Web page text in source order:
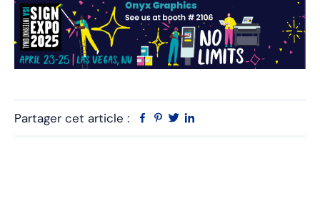
Partager cet article : Facebook
Pinterest
Twitter